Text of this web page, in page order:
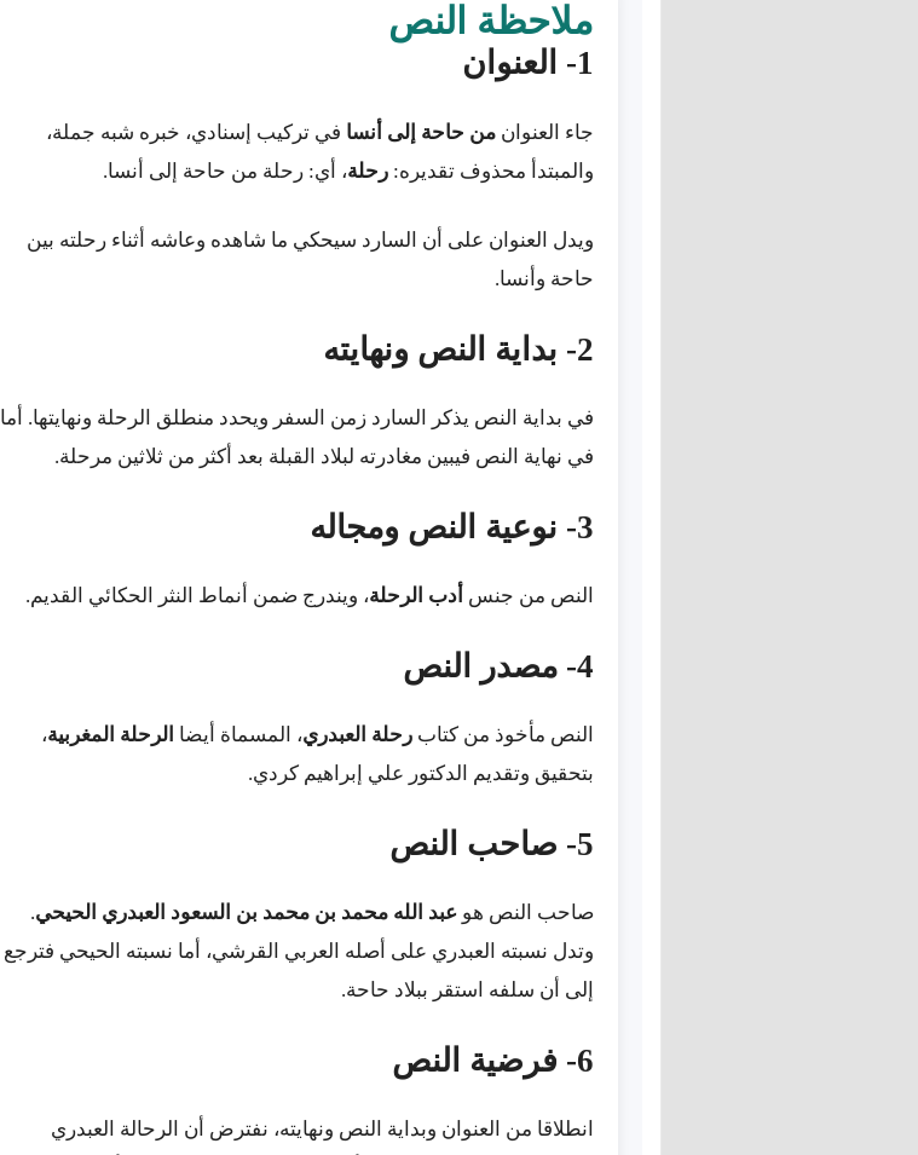
ملاحظة النص
1- العنوان
جاء العنوان من حاحة إلى أنسا في تركيب إسنادي، خبره شبه جملة،
والمبتدأ محذوف تقديره: رحلة، أي: رحلة من حاحة إلى أنسا.
ويدل العنوان على أن السارد سيحكي ما شاهده وعاشه أثناء رحلته بين
حاحة وأنسا.
2- بداية النص ونهايته
في بداية النص يذكر السارد زمن السفر ويحدد منطلق الرحلة ونهايتها. أما
في نهاية النص فيبين مغادرته لبلاد القبلة بعد أكثر من ثلاثين مرحلة.
3- نوعية النص ومجاله
النص من جنس أدب الرحلة، ويندرج ضمن أنماط النثر الحكائي القديم.
4- مصدر النص
النص مأخوذ من كتاب رحلة العبدري، المسماة أيضا الرحلة المغربية،
بتحقيق وتقديم الدكتور علي إبراهيم كردي.
5- صاحب النص
صاحب النص هو عبد الله محمد بن محمد بن السعود العبدري الحيحي.
وتدل نسبته العبدري على أصله العربي القرشي، أما نسبته الحيحي فترجع
إلى أن سلفه استقر ببلاد حاحة.
6- فرضية النص
انطلاقا من العنوان وبداية النص ونهايته، نفترض أن الرحالة العبدري